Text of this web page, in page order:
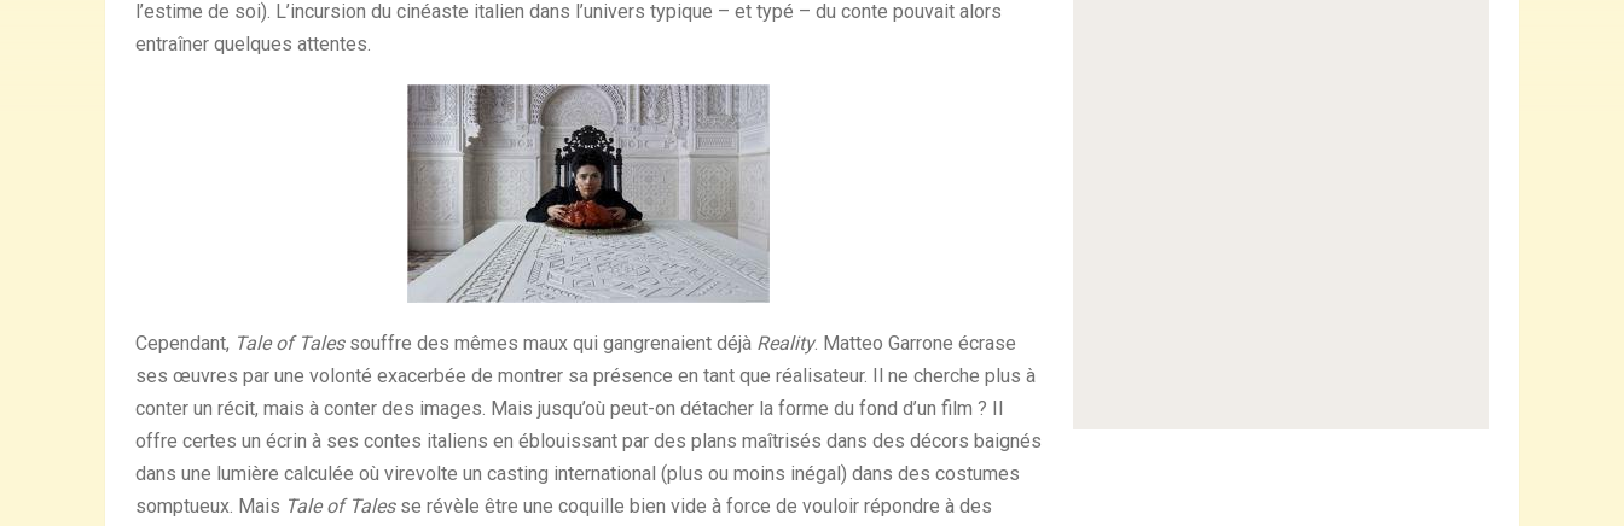
l’estime de soi). L’incursion du cinéaste italien dans l’univers typique – et typé – du conte pouvait alors
entraîner quelques attentes.
Cependant, Tale of Talessouffre des mêmes maux qui gangrenaient déjà Reality. Matteo Garrone écrase
ses œuvres par une volonté exacerbée de montrer sa présence en tant que réalisateur. Il ne cherche plus à
conter un récit, mais à conter des images. Mais jusqu’où peut-on détacher la forme du fond d’un film ? Il
offre certes un écrin à ses contes italiens en éblouissant par des plans maîtrisés dans des décors baignés
dans une lumière calculée où virevolte un casting international (plus ou moins inégal) dans des costumes
somptueux. Mais Tale of Talesse révèle être une coquille bien vide à force de vouloir répondre à des